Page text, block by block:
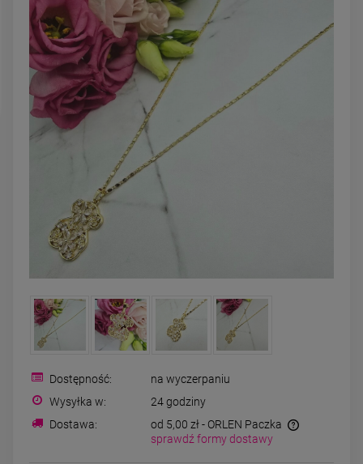
zobacz więcej
DO KOSZYKA
Bransoletka srebrna STAL
CHIRURGICZNA
modułowa ażurowa
cyrkonie
69,00 zł
Dostępność:
na wyczerpaniu
Wysyłka w:
24 godziny
Dostawa:
od 5,00 zł - ORLEN Paczka
sprawdź formy dostawy